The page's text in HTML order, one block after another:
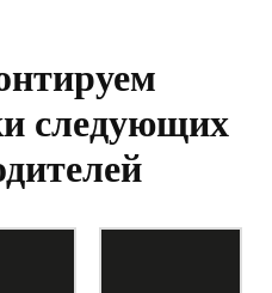
следующих